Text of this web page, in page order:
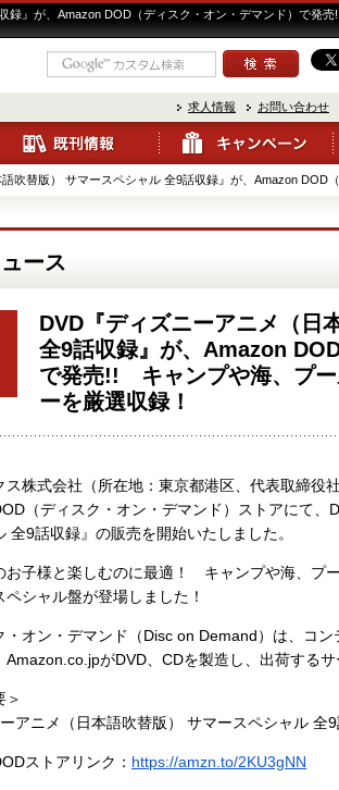
録』が、Amazon DOD（ディスク・オン・デマンド）で発
求人情報 お問い合わせ
吹替版） サマースペシャル 全9話収録』が、Amazon DOD（
ース
DVD『ディズニーアニメ（日
全9話収録』が、Amazon
で発売!! キャンプや海、プー
ーを厳選収録！
ス株式会社（所在地：東京都港区、代表取締役
（ディスク・オン・デマンド）ストアにて、
全9話収録』の販売を開始いたしました。
お子様と楽しむのに最適！ キャンプや海、プ
ペシャル盤が登場しました！
オン・デマンド（Disc on Demand）は、コ
Amazon.co.jpがDVD、CDを製造し、出荷するサ
＞
アニメ（日本語吹替版） サマースペシャル 全
ストアリンク： https://amzn.to/2KU3gNN